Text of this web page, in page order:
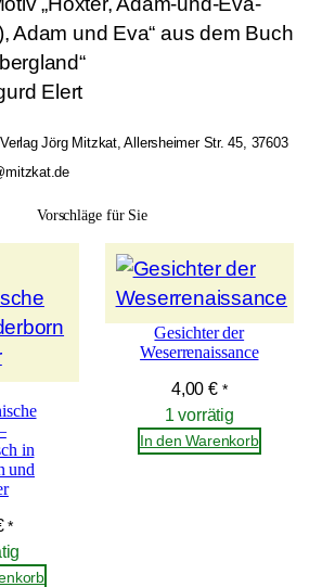
Adam und Eva“ aus dem Buch
Elert
Jörg Mitzkat, Allersheimer Str. 45, 37603
Vorschläge für Sie
in
und
*
Gesichter der
Weserrenaissance
4,00€ *
1 vorrätig
In den Warenkorb